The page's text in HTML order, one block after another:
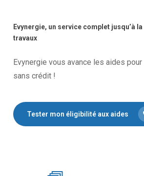
Evynergie, un service complet jusqu’à
travaux
Evynergie vous avance les aides
sans crédit !
Tester mon éligibilité aux aides